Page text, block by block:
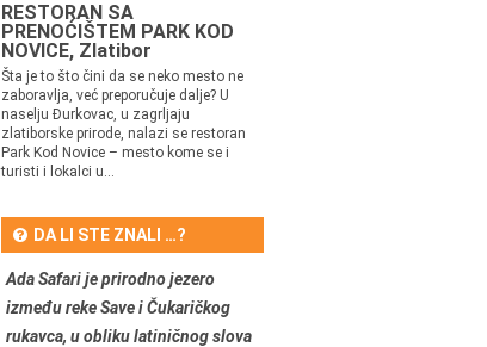
RESTORAN SA
PRENOĆIŠTEM PARK KOD
NOVICE, Zlatibor
Šta je to što čini da se neko mesto ne
zaboravlja, već preporučuje dalje? U
naselju Đurkovac, u zagrljaju
zlatiborske prirode, nalazi se restoran
Park Kod Novice – mesto kome se i
turisti i lokalci u...
DA LI STE ZNALI …?
Ada Safari je prirodno jezero
između reke Save i Čukaričkog
rukavca, u obliku latiničnog slova